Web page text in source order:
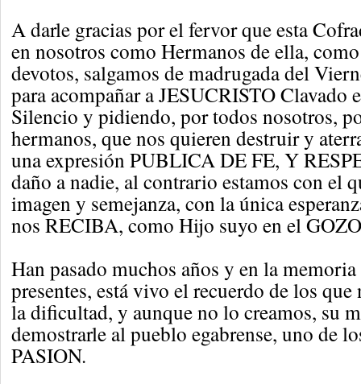
A darle gracias por el fervor que esta
en nosotros como Hermanos de ella,
devotos, salgamos de madrugada del
para acompañar a JESUCRISTO Clavado
Silencio y pidiendo, por todos nosotros,
hermanos, que nos quieren destruir y
una expresión PUBLICA DE FE, Y
daño a nadie, al contrario estamos con el
imagen y semejanza, con la única
nos RECIBA, como Hijo suyo en el
Han pasado muchos años y en la
presentes, está vivo el recuerdo de los
la dificultad, y aunque no lo creamos, su
demostrarle al pueblo egabrense, uno de
PASION.